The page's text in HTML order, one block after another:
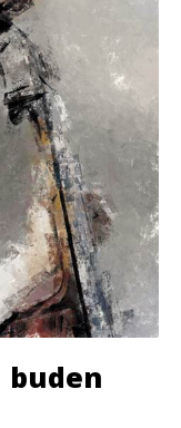
buden